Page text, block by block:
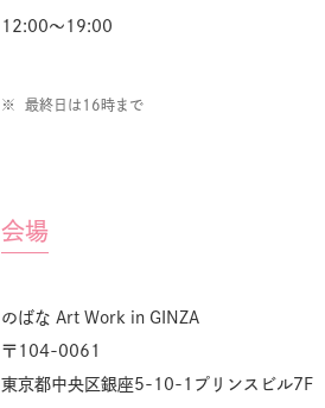
12:00〜19:00
最終日は16時まで
会場
のばな Art Work in GINZA
〒104-0061
東京都中央区銀座5-10-1プリンスビル7F